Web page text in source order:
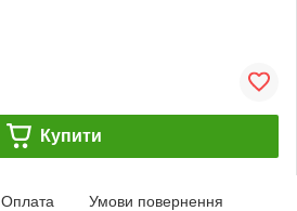
Купити
Оплата Умови повернення